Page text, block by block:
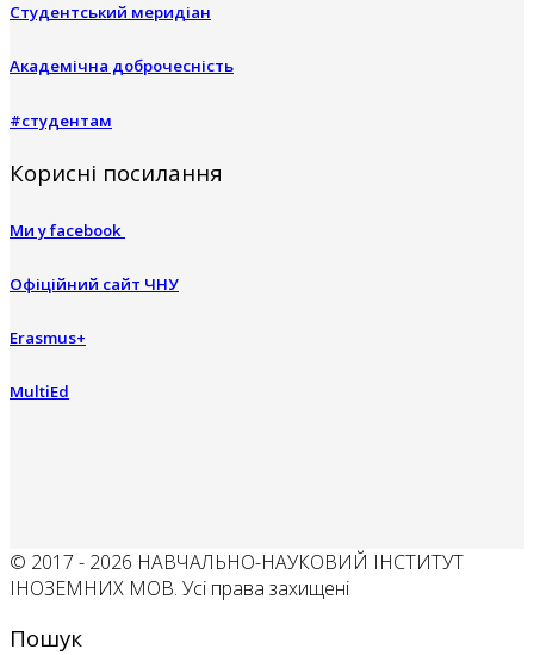
Студентський меридіан
Академічна доброчесність
#студентам
Корисні посилання
Ми у facebook
Офіційний сайт ЧНУ
Erasmus+
MultiEd
© 2017 - 2026 НАВЧАЛЬНО-НАУКОВИЙ ІНСТИТУТ
ІНОЗЕМНИХ МОВ. Усі права захищені
Пошук